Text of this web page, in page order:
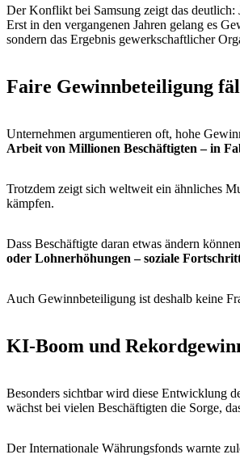
Der Konflikt bei Samsung zeigt das deutlich:
Erst in den vergangenen Jahren gelang es
sondern das Ergebnis gewerkschaftlicher
Faire Gewinnbeteiligung
Unternehmen argumentieren oft, hohe
Arbeit von Millionen Beschäftigten – in
Trotzdem zeigt sich weltweit ein ähnliches
kämpfen.
Dass Beschäftigte daran etwas ändern
oder Lohnerhöhungen – soziale
Auch Gewinnbeteiligung ist deshalb keine
KI-Boom und
Besonders sichtbar wird diese Entwicklung
wächst bei vielen Beschäftigten die Sorge,
Der Internationale Währungsfonds warnte